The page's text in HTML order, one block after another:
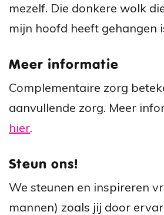
mezelf. Die donkere wolk
mijn hoofd heeft gehangen
Meer informatie
Complementaire zorg
aanvullende zorg. Meer
hier.
Steun ons!
We steunen en inspireren
mannen) zoals jij door